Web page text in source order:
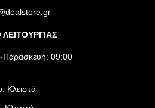
Παρασκευή: 09:00
Κλειστά